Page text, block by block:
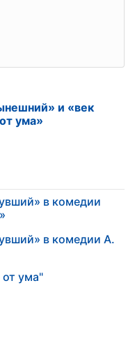
и «век
ума»
в комедии
в комедии А.
ума"